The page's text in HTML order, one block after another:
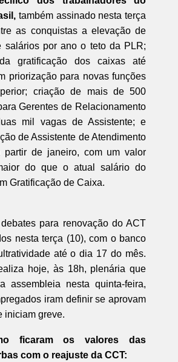
também assinado nesta terça
as conquistas a elevação de
salários por ano o teto da PLR;
gratificação dos caixas até
priorização para novas funções
criação de mais de 500
Gerentes de Relacionamento
mil vagas de Assistente; e
de Assistente de Atendimento
partir de janeiro, com um valor
do que o atual salário do
Gratificação de Caixa.
para renovação do ACT
nesta terça (10), com o banco
até o dia 17 do mês.
hoje, às 18h, plenária que
assembleia nesta quinta-feira,
iram definir se aprovam
iniciam greve.
ficaram os valores das
com o reajuste da CCT: